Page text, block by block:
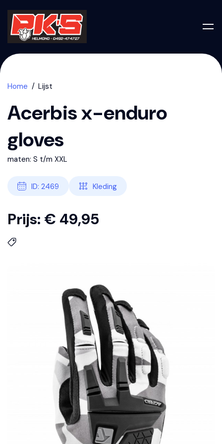
Home Lijst
Acerbis x-enduro
gloves
maten: S t/m XXL
ID: 2469 Kleding
Prijs: € 49,95